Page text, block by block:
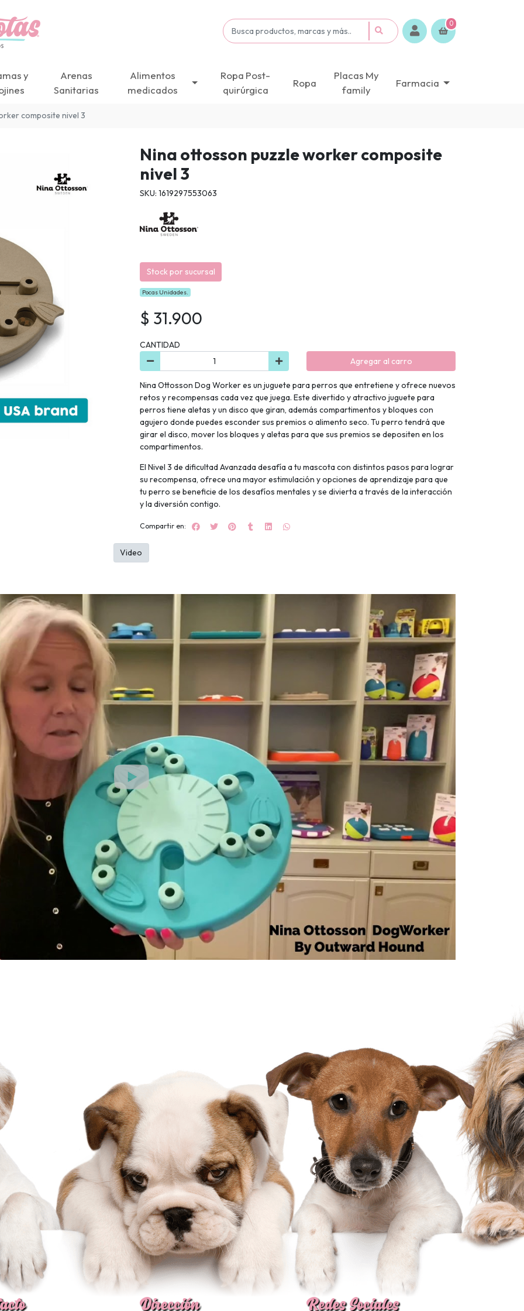
0
y
Arenas
Sanitarias
Alimentos
medicados
Ropa Post-
quirúrgica
Ropa
Placas My
family
Farmacia
composite nivel 3
Nina ottosson puzzle worker composite
nivel 3
SKU: 1619297553063
Stock por sucursal
Pocas Unidades.
$ 31.900
CANTIDAD
Agregar al carro
Nina Ottosson Dog Worker es un juguete para perros que entretiene y ofrece nuevos
retos y recompensas cada vez que juega. Este divertido y atractivo juguete para
perros tiene aletas y un disco que giran, además compartimentos y bloques con
agujero donde puedes esconder sus premios o alimento seco. Tu perro tendrá que
girar el disco, mover los bloques y aletas para que sus premios se depositen en los
compartimentos.
El Nivel 3 de dificultad Avanzada desafía a tu mascota con distintos pasos para lograr
su recompensa, ofrece una mayor estimulación y opciones de aprendizaje para que
tu perro se beneficie de los desafíos mentales y se divierta a través de la interacción
y la diversión contigo.
Compartir en:
Video
Dirección Redes Sociales